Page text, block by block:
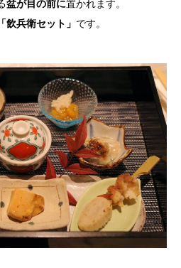
盆が目の前に置かれます。
「飲兵衛セット」 です。